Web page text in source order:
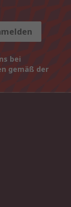
bei
gemäß der